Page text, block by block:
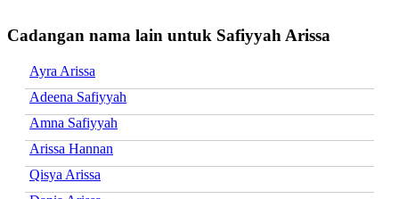
Cadangan nama lain untuk Safiyyah Arissa
Ayra Arissa
Adeena Safiyyah
Amna Safiyyah
Arissa Hannan
Qisya Arissa